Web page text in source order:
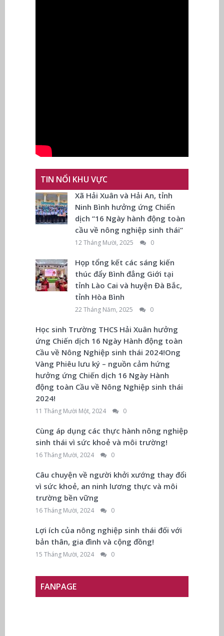
TIN NỔI KHU VỰC
Xã Hải Xuân và Hải An, tỉnh
Ninh Bình hưởng ứng Chiến
dịch “16 Ngày hành động toàn
cầu về nông nghiệp sinh thái”
12 Tháng Mười, 2025 0
Họp tổng kết các sáng kiến
thúc đẩy Bình đẳng Giới tại
tỉnh Lào Cai và huyện Đà Bắc,
tỉnh Hòa Bình
22 Tháng Năm, 2025 0
Học sinh Trường THCS Hải Xuân hưởng
ứng Chiến dịch 16 Ngày Hành động toàn
Cầu về Nông Nghiệp sinh thái 2024!Ong
Vàng Phiêu lưu ký – nguồn cảm hứng
hưởng ứng Chiến dịch 16 Ngày Hành
động toàn Cầu về Nông Nghiệp sinh thái
2024!
11 Tháng Mười Một, 2024 0
Cùng áp dụng các thực hành nông nghiệp
sinh thái vì sức khoẻ và môi trường!
16 Tháng Mười, 2024 0
Câu chuyện về người khởi xướng thay đổi
vì sức khoẻ, an ninh lương thực và môi
trường bền vững
16 Tháng Mười, 2024 0
Lợi ích của nông nghiệp sinh thái đối với
bản thân, gia đình và cộng đồng!
15 Tháng Mười, 2024 0
FANPAGE